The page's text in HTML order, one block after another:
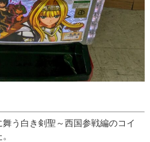
う白き剣聖～西国参戦編のコイ